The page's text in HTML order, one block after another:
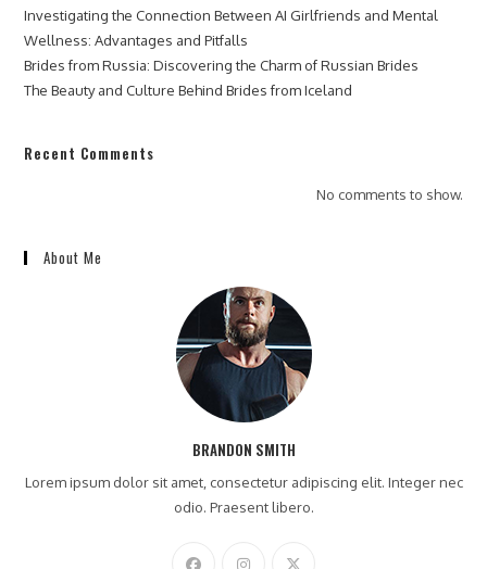
Investigating the Connection Between AI Girlfriends and Mental
Wellness: Advantages and Pitfalls
Brides from Russia: Discovering the Charm of Russian Brides
The Beauty and Culture Behind Brides from Iceland
Recent Comments
No comments to show.
About Me
BRANDON SMITH
Lorem ipsum dolor sit amet, consectetur adipiscing elit. Integer nec
odio. Praesent libero.